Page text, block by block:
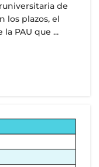
de
los plazos, el
PAU que ...